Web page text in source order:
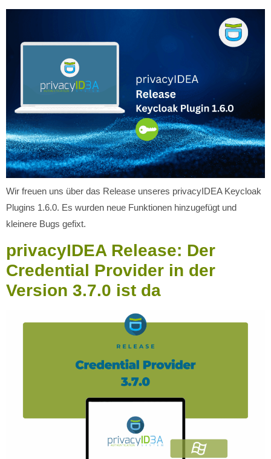
Wir freuen uns über das Release unseres privacyIDEA Keycloak
Plugins 1.6.0. Es wurden neue Funktionen hinzugefügt und
kleinere Bugs gefixt.
privacyIDEA Release: Der
Credential Provider in der
Version 3.7.0 ist da